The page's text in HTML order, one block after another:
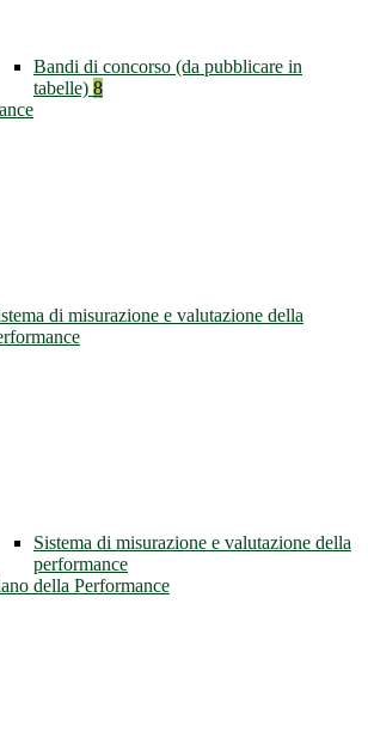
Bandi di concorso (da pubblicare in
tabelle) 8
di misurazione e valutazione della
Sistema di misurazione e valutazione della
performance
della Performance